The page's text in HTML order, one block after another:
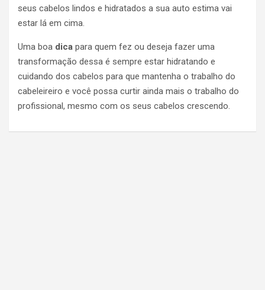
seus cabelos lindos e hidratados a sua auto estima vai
estar lá em cima.
Uma boa dica para quem fez ou deseja fazer uma
transformação dessa é sempre estar hidratando e
cuidando dos cabelos para que mantenha o trabalho do
cabeleireiro e você possa curtir ainda mais o trabalho do
profissional, mesmo com os seus cabelos crescendo.